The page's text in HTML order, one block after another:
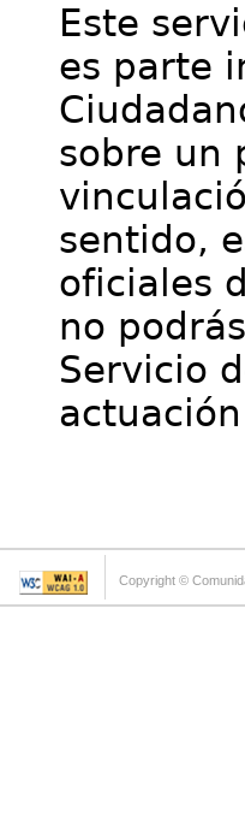
Este
es parte
sobre un
sentido,
oficiales
no
Servicio
Copyright ©